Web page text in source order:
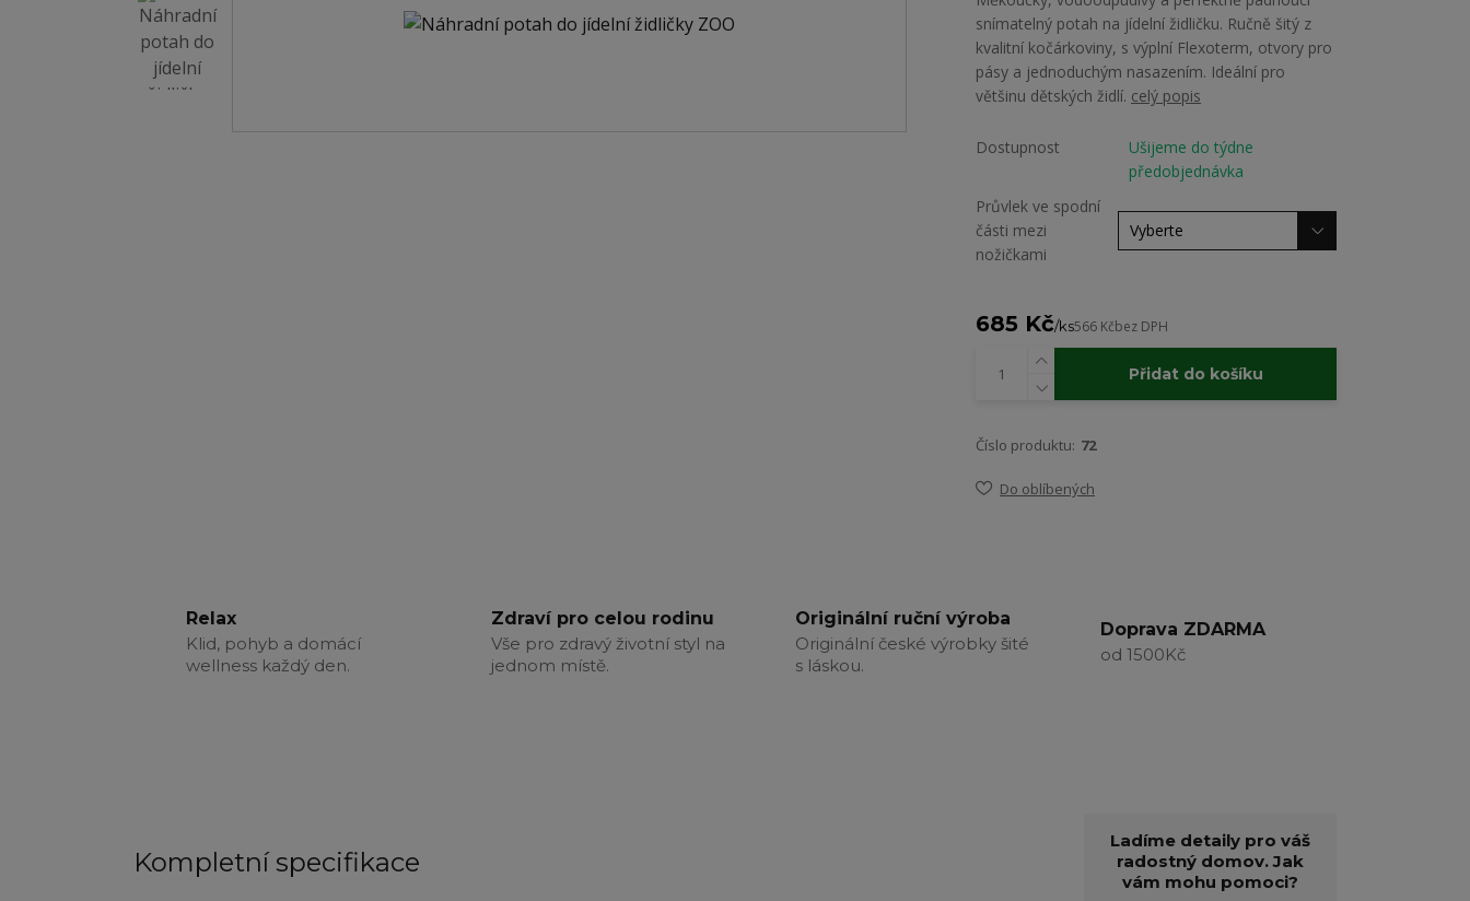
snímatelný potah na jídelní židličku. Ručně šitý z
kvalitní kočárkoviny, s výplní Flexoterm, otvory pro
pásy a jednoduchým nasazením. Ideální pro
většinu dětských židlí. celý popis
Dostupnost
Ušijeme do týdne
předobjednávka
Průvlek ve spodní
části mezi
nožičkami
685 Kč/ks566 Kčbez DPH
Přidat do košíku
Číslo produktu: 72
Do oblíbených
Relax
Klid, pohyb a domácí
wellness každý den.
Zdraví pro celou rodinu
Vše pro zdravý životní styl na
jednom místě.
Originální ruční výroba
Originální české výrobky šité
s láskou.
Doprava ZDARMA
od 1500Kč
Kompletní specifikace
Ladíme detaily pro váš
radostný domov. Jak
vám mohu pomoci?